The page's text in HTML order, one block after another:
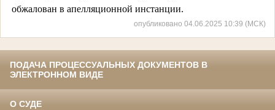
обжалован в апелляционной инстанции.
опубликовано 04.06.2025 10:39 (МСК)
ПОДАЧА ПРОЦЕССУАЛЬНЫХ ДОКУМЕНТОВ В
ЭЛЕКТРОННОМ ВИДЕ
О СУДЕ